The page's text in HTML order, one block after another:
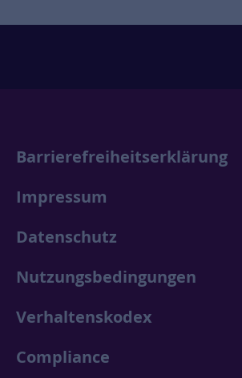
Barrierefreiheitserklärung
Impressum
Datenschutz
Nutzungsbedingungen
Verhaltenskodex
Compliance